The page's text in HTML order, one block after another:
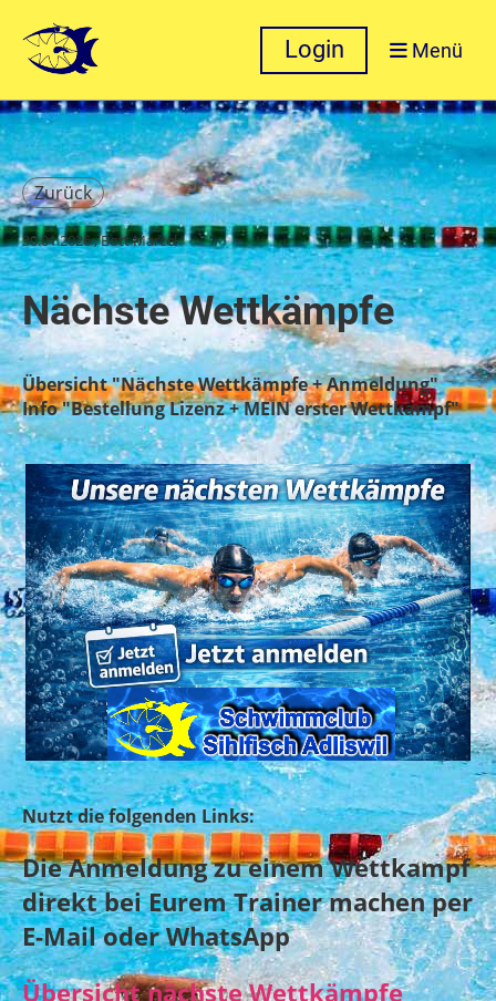
Login Menü
Zurück
30.01.2026, Bott Marcel
Nächste Wettkämpfe
Übersicht "Nächste Wettkämpfe + Anmeldung"
Info "Bestellung Lizenz + MEIN erster Wettkampf"
Nutzt die folgenden Links:
Die Anmeldung zu einem Wettkampf
direkt bei Eurem Trainer machen per
E-Mail oder WhatsApp
Übersicht nächste Wettkämpfe